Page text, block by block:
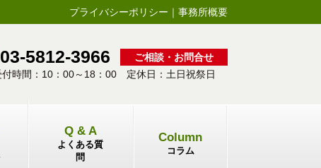
プライバシーポリシー ｜ 事務所概要
03-5812-3966
ご相談・お問合せ
付時間：10：00～18：00 定休日：土日祝祭日
Q & A
よくある質
問
Column
コラム